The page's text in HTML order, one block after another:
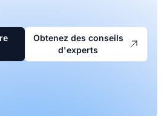
Obtenez des conseils
d'experts